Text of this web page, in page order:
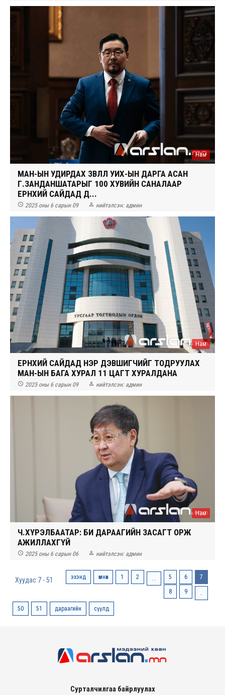
Нам
МАН-ЫН УДИРДАХ ЗӨВЛӨЛ УИХ-ЫН ДАРГА АСАН
Г.ЗАНДАНШАТАРЫГ 100 ХУВИЙН САНАЛААР
ЕРӨНХИЙ САЙДАД Д...
 2025 оны 6 сарын 09  нийтэлсэн: админ
Нам
ЕРӨНХИЙ САЙДАД НЭР ДЭВШИГЧИЙГ ТОДРУУЛАХ
МАН-ЫН БАГА ХУРАЛ 11 ЦАГТ ХУРАЛДАНА
 2025 оны 6 сарын 09  нийтэлсэн: админ
Нам
Ч.ХҮРЭЛБААТАР: БИ ДАРААГИЙН ЗАСАГТ ОРЖ
АЖИЛЛАХГҮЙ
 2025 оны 6 сарын 06  нийтэлсэн: админ
Хуудас 7 - 51 эхэнд өмнөх 1 2 ... 5 6 7
8 9 ..
50 51 дараагийн сүүлд
Сурталчилгаа байрлуулах